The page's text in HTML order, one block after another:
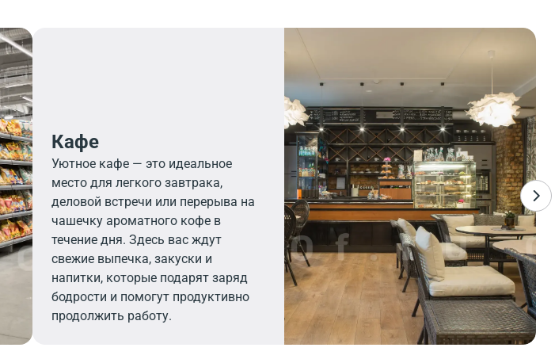
Кафе
Уютное кафе — это идеальное
место для легкого завтрака,
деловой встречи или перерыва на
чашечку ароматного кофе в
течение дня. Здесь вас ждут
свежие выпечка, закуски и
напитки, которые подарят заряд
бодрости и помогут продуктивно
продолжить работу.